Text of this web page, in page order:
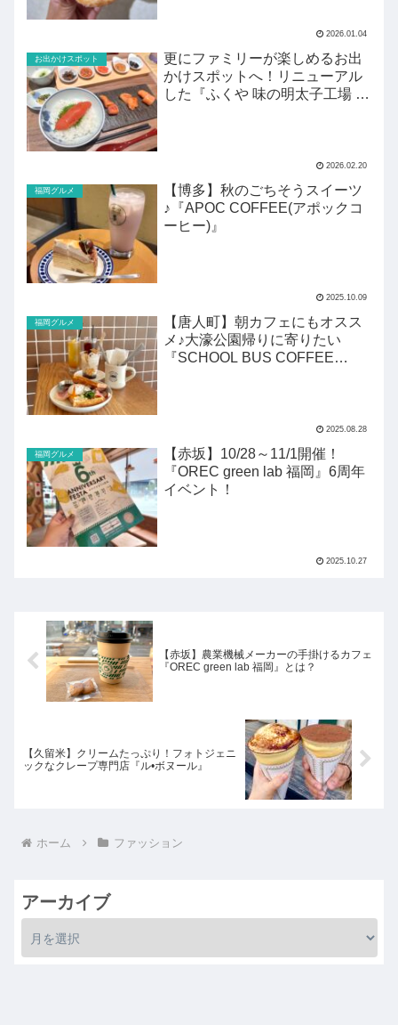
2026.01.04
お出かけスポット
更にファミリーが楽しめるお出
かけスポットへ！リニューアル
した『ふくや 味の明太子工場 ハ
2026.02.20
福岡グルメ
【博多】秋のごちそうスイーツ
♪『APOC COFFEE(アポックコ
ーヒー)』
2025.10.09
福岡グルメ
【唐人町】朝カフェにもオスス
メ♪大濠公園帰りに寄りたい
『SCHOOL BUS COFFEE
2025.08.28
福岡グルメ
【赤坂】10/28～11/1開催！
『OREC green lab 福岡』6周年
イベント！
2025.10.27
【赤坂】農業機械メーカーの手掛けるカフェ
『OREC green lab 福岡』とは？
【久留米】クリームたっぷり！フォトジェニ
ックなクレープ専門店『ル•ボヌール』
ホーム ファッション
アーカイブ